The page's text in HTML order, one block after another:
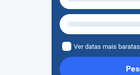
Ver datas mais baratas